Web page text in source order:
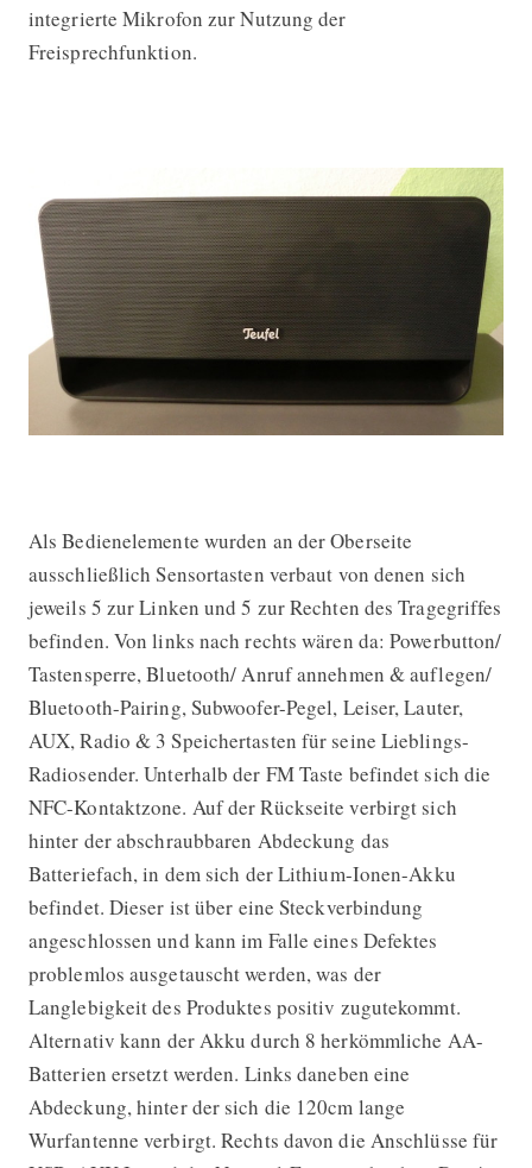
integrierte Mikrofon zur Nutzung der
Freisprechfunktion.
Als Bedienelemente wurden an der Oberseite
ausschließlich Sensortasten verbaut von denen sich
jeweils 5 zur Linken und 5 zur Rechten des Tragegriffes
befinden. Von links nach rechts wären da: Powerbutton/
Tastensperre, Bluetooth/ Anruf annehmen & auflegen/
Bluetooth-Pairing, Subwoofer-Pegel, Leiser, Lauter,
AUX, Radio & 3 Speichertasten für seine Lieblings-
Radiosender. Unterhalb der FM Taste befindet sich die
NFC-Kontaktzone. Auf der Rückseite verbirgt sich
hinter der abschraubbaren Abdeckung das
Batteriefach, in dem sich der Lithium-Ionen-Akku
befindet. Dieser ist über eine Steckverbindung
angeschlossen und kann im Falle eines Defektes
problemlos ausgetauscht werden, was der
Langlebigkeit des Produktes positiv zugutekommt.
Alternativ kann der Akku durch 8 herkömmliche AA-
Batterien ersetzt werden. Links daneben eine
Abdeckung, hinter der sich die 120cm lange
Wurfantenne verbirgt. Rechts davon die Anschlüsse für